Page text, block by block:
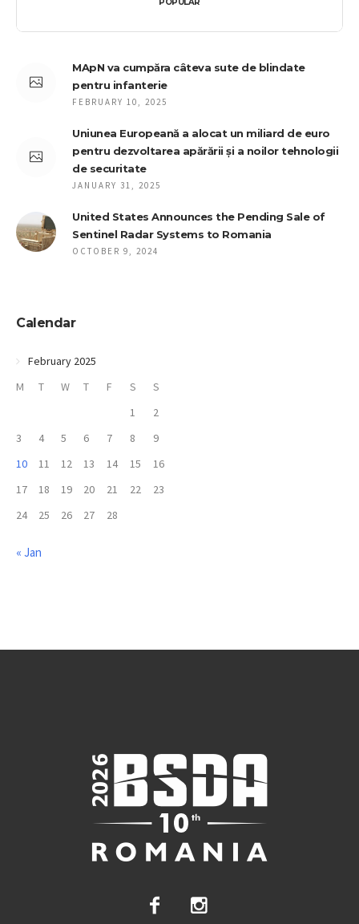
MApN va cumpăra câteva sute de blindate
pentru infanterie
FEBRUARY 10, 2025
Uniunea Europeană a alocat un miliard de euro
pentru dezvoltarea apărării și a noilor tehnologii
de securitate
JANUARY 31, 2025
United States Announces the Pending Sale of
Sentinel Radar Systems to Romania
OCTOBER 9, 2024
Calendar
February 2025
M
T W T F S
S
1
2
3
4 5 6 7 8
9
10
11 12 13 14 15
16
17
18 19 20 21 22
23
24
25 26 27 28
« Jan